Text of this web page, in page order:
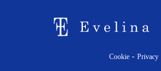
Cookie- Privacy